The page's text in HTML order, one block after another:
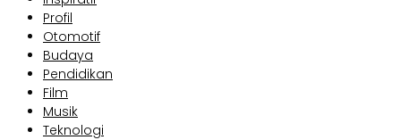
Profil
Otomotif
Budaya
Pendidikan
Film
Musik
Teknologi